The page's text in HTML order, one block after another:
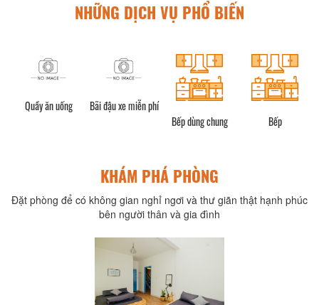
NHỮNG DỊCH VỤ PHỔ BIẾN
Quầy ăn uống
Bãi đậu xe miễn phí
Bếp dùng chung
Bếp
KHÁM PHÁ PHÒNG
Đặt phòng để có không gian nghỉ ngơi và thư giãn thật hạnh phúc
bên người thân và gia đình